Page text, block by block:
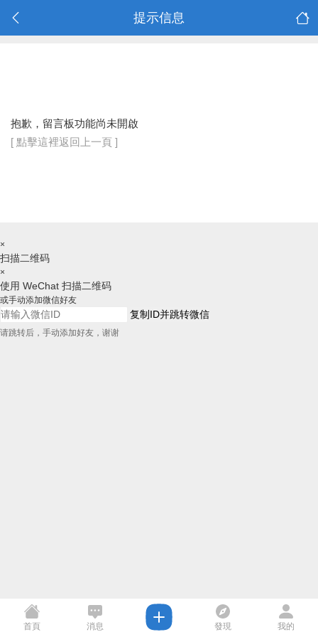
提示信息
抱歉，留言板功能尚未開啟
[ 點擊這裡返回上一頁 ]
×
扫描二维码
×
使用 WeChat 扫描二维码
或手动添加微信好友
复制ID并跳转微信
请跳转后，手动添加好友，谢谢
首頁 消息 發現 我的